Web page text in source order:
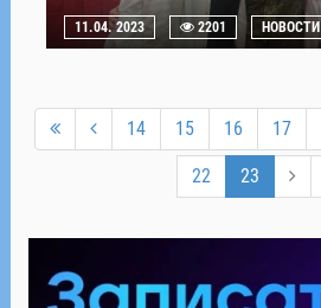
11.04. 2023 2201 НОВОСТИ
14 15 16 17
22 23